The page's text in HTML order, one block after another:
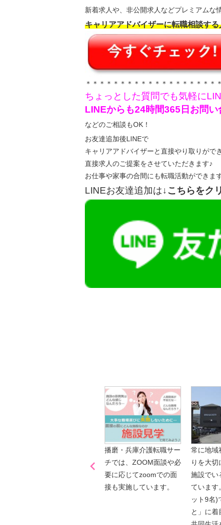
新着求人や、非公開求人などプレミアムな
キャリアアドバイザーに転職相談する
＊＊＊＊＊＊＊＊＊＊＊＊＊＊＊＊＊＊＊
ちょっとした質問でも気軽に
LINEからも24時間365日お問
などのご相談もOK！
お友達追加後LINEで
キャリアアドバイザーと直接やり取りがで
直接求人のご提案をさせていただきます♪
お仕事や家事の合間にも転職活動ができま
LINEお友達追加は↓こちらをク
播磨・兵庫介護転職サー
チでは、ZOOM面談や必
要に応じてzoomでの面
接も実施しています。
常に地域
りを大
施設でい
ています
ット9名)
と」に着
